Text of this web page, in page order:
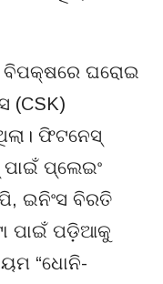
ବିପକ୍ଷରେ ଘରୋଇ
(CSK)
ଫିଟନେସ୍
ପ୍ଲେଇଂ
ଇନିଂସ ବିରତି
ପାଇଁ ପଡ଼ିଆକୁ
“ଧୋନି-